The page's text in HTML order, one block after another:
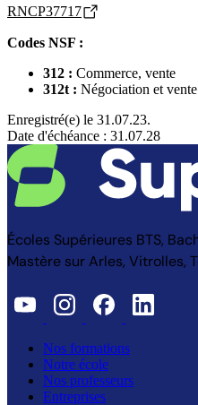
RNCP37717
Codes NSF :
312 : Commerce, vente
312t : Négociation et vente
Enregistré(e) le 31.07.23.
Date d'échéance : 31.07.28
Écoles Supérieures BTS,
Mastère sur Arles, Vitrolles,
Nos formations
Notre école
Nos professeurs
Entreprises